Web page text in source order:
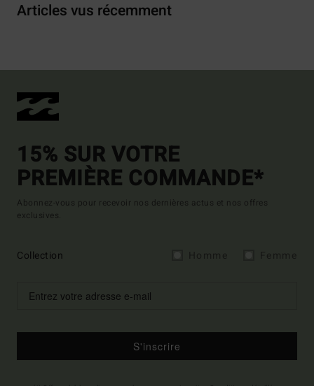
Articles vus récemment
15% SUR VOTRE
PREMIÈRE COMMANDE*
Abonnez-vous pour recevoir nos dernières actus et nos offres
exclusives.
Collection
S'inscrire